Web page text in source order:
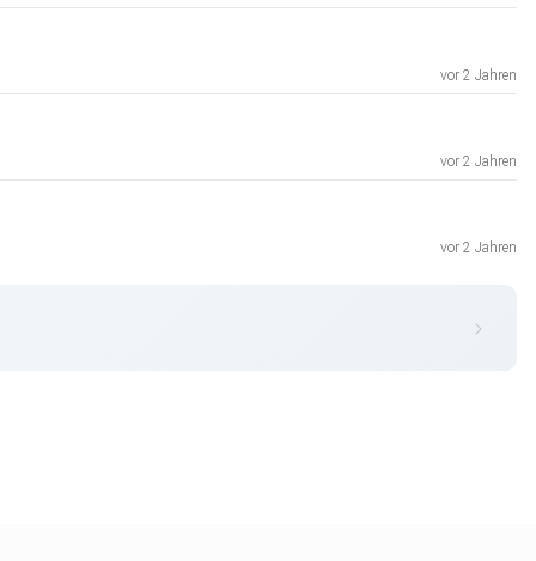
vor 2 Jahren
vor 2 Jahren
vor 2 Jahren